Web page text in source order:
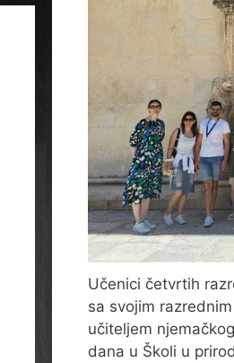
Učenici četvrtih
sa svojim
učiteljem
dana u Školi u